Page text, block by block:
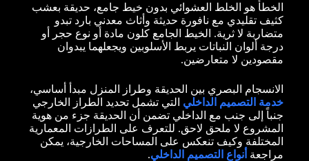
الخطأ هو الخلط العشوائي بدون خيط جامع، حديقة بعشب
كثيف تقليدي مع نافورة حديثة وأثاث معدني بارد تبدو
متضاربة لا ثرية. الخيط الجامع كلون مادة أو نوع حجر أو
درجة ألوان النباتات يربط الأسلوبين ويجعلهما يبدوان
مقصودين لا متعارضين.
الانسجام البصري بين الحديقة وطراز المنزل مبدأ أساسي،
خدمة التصميم الداخلي التي تشمل تحديد الطراز الخارجي
جنباً إلى جنب مع الداخلي تضمن أن الحديقة جزء من هوية
المشروع لا ملحق لاحق. للتعرف على الطرازات المعمارية
المختلفة وكيف تنعكس على المساحات الخارجية، يمكن
مراجعة أنواع التصميم الداخلي.